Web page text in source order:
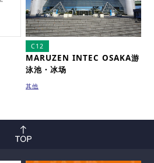
C12
MARUZEN INTEC OSAKA游
泳池・冰场
其他